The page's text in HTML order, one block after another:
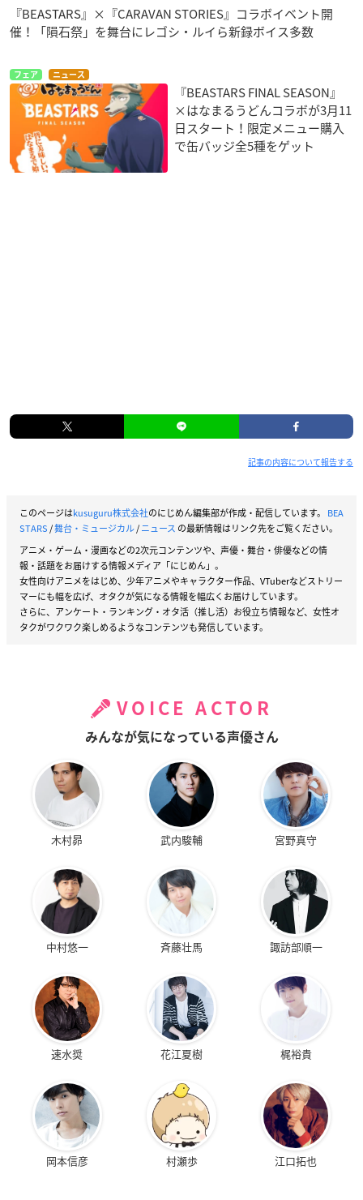
『BEASTARS』×『CARAVAN STORIES』コラボイベント開
催！「隕石祭」を舞台にレゴシ・ルイら新録ボイス多数
フェア ニュース
『BEASTARS FINAL SEASON』
×はなまるうどんコラボが3月11
日スタート！限定メニュー購入
で缶バッジ全5種をゲット
記事の内容について報告する
このページはkusuguru株式会社のにじめん編集部が作成・配信しています。 BEA
STARS/舞台・ミュージカル/ニュース の最新情報はリンク先をご覧ください。
アニメ・ゲーム・漫画などの2次元コンテンツや、声優・舞台・俳優などの情
報・話題をお届けする情報メディア「にじめん」。
女性向けアニメをはじめ、少年アニメやキャラクター作品、VTuberなどストリー
マーにも幅を広げ、オタクが気になる情報を幅広くお届けしています。
さらに、アンケート・ランキング・オタ活（推し活）お役立ち情報など、女性オ
タクがワクワク楽しめるようなコンテンツも発信しています。
VOICE ACTOR
みんなが気になっている声優さん
木村昴 武内駿輔 宮野真守
中村悠一 斉藤壮馬 諏訪部順一
速水奨 花江夏樹 梶裕貴
岡本信彦 村瀬歩 江口拓也